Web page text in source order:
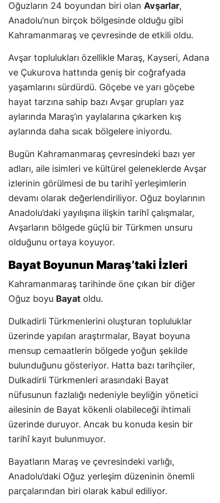
Oğuzların 24 boyundan biri olan Avşarlar,
Anadolu’nun birçok bölgesinde olduğu gibi
Kahramanmaraş ve çevresinde de etkili oldu.
Avşar toplulukları özellikle Maraş, Kayseri, Adana
ve Çukurova hattında geniş bir coğrafyada
yaşamlarını sürdürdü. Göçebe ve yarı göçebe
hayat tarzına sahip bazı Avşar grupları yaz
aylarında Maraş’ın yaylalarına çıkarken kış
aylarında daha sıcak bölgelere iniyordu.
Bugün Kahramanmaraş çevresindeki bazı yer
adları, aile isimleri ve kültürel geleneklerde Avşar
izlerinin görülmesi de bu tarihî yerleşimlerin
devamı olarak değerlendiriliyor. Oğuz boylarının
Anadolu’daki yayılışına ilişkin tarihî çalışmalar,
Avşarların bölgede güçlü bir Türkmen unsuru
olduğunu ortaya koyuyor.
Bayat Boyunun Maraş’taki İzleri
Kahramanmaraş tarihinde öne çıkan bir diğer
Oğuz boyu Bayat oldu.
Dulkadirli Türkmenlerini oluşturan topluluklar
üzerinde yapılan araştırmalar, Bayat boyuna
mensup cemaatlerin bölgede yoğun şekilde
bulunduğunu gösteriyor. Hatta bazı tarihçiler,
Dulkadirli Türkmenleri arasındaki Bayat
nüfusunun fazlalığı nedeniyle beyliğin yönetici
ailesinin de Bayat kökenli olabileceği ihtimali
üzerinde duruyor. Ancak bu konuda kesin bir
tarihî kayıt bulunmuyor.
Bayatların Maraş ve çevresindeki varlığı,
Anadolu’daki Oğuz yerleşim düzeninin önemli
parçalarından biri olarak kabul ediliyor.